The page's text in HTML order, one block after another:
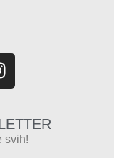
svih!